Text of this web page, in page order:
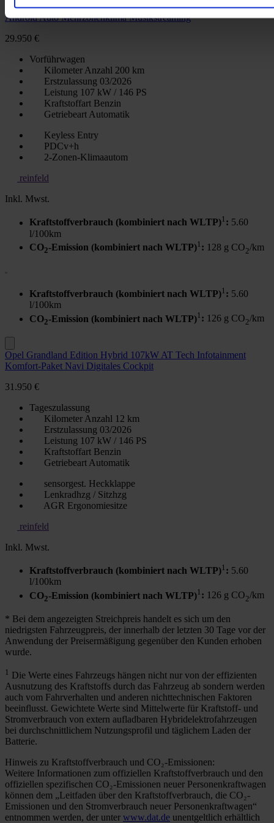
Opel Grandland Edition Mild-Hybrid LED ACC Apple CarPlay
Android Auto Mehrzonenklima Musikstreaming
29.950 €
Vorführwagen
Kilometer Anzahl 200 km
Erstzulassung 03/2026
Leistung 107 kW / 146 PS
Kraftstoffart Benzin
Getriebeart Automatik
Keyless Entry
PDCv+h
2-Zonen-Klimaautom
reinfeld
Inkl. Mwst.
Kraftstoffverbrauch (kombiniert nach WLTP)1 : 5.60
l/100km
CO2-Emission (kombiniert nach WLTP)1 : 128 g CO2/km
Kraftstoffverbrauch (kombiniert nach WLTP)1 : 5.60
l/100km
CO2-Emission (kombiniert nach WLTP)1 : 126 g CO2/km
Opel Grandland Edition Hybrid 107kW AT Tech Infotainment
Komfort-Paket Navi Digitales Cockpit
31.950 €
Tageszulassung
Kilometer Anzahl 12 km
Erstzulassung 03/2026
Leistung 107 kW / 146 PS
Kraftstoffart Benzin
Getriebeart Automatik
sensorgest. Heckklappe
Lenkradhzg / Sitzhzg
AGR Ergonomiesitze
reinfeld
Inkl. Mwst.
Kraftstoffverbrauch (kombiniert nach WLTP)1 : 5.60
l/100km
CO2-Emission (kombiniert nach WLTP)1 : 126 g CO2/km
* Bei dem angezeigten Streichpreis handelt es sich um den
niedrigsten Fahrzeugpreis, der innerhalb der letzten 30 Tage vor der
Anwendung der Preisermäßigung gegenüber den Kunden erhoben
wurde.
1 Die Werte eines Fahrzeugs hängen nicht nur von der effizienten
Ausnutzung des Kraftstoffs durch das Fahrzeug ab sondern werden
auch vom Fahrverhalten und anderen nichttechnischen Faktoren
beeinflusst. Gewichtete Werte sind Mittelwerte für Kraftstoff- und
Stromverbrauch von extern aufladbaren Hybridelektrofahrzeugen
bei durchschnittlichem Nutzungsprofil und täglichem Laden der
Batterie.
Hinweis zu Kraftstoffverbrauch und CO₂-Emissionen:
Weitere Informationen zum offiziellen Kraftstoffverbrauch und den
offiziellen spezifischen CO₂-Emissionen neuer Personenkraftwagen
können dem „Leitfaden über den Kraftstoffverbrauch, die CO₂-
Emissionen und den Stromverbrauch neuer Personenkraftwagen“
entnommen werden, der unter www.dat.de unentgeltlich erhältlich